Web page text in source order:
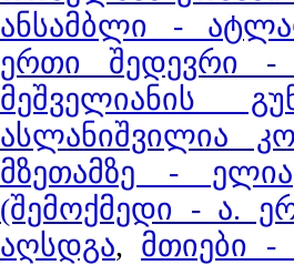
ანსამბლი -
მეშველიანის
ასლანიშვილია
მზეთამზე - ელია
(შემოქმედი - ა.
აღსდგა, მთიები -